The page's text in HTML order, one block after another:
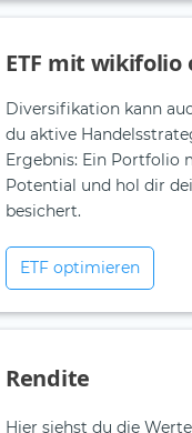
ETF mit
Diversifikation kann
du aktive
Ergebnis: Ein Portfolio
Potential und hol dir
besichert.
ETF optimieren
Rendite
Hier siehst du die